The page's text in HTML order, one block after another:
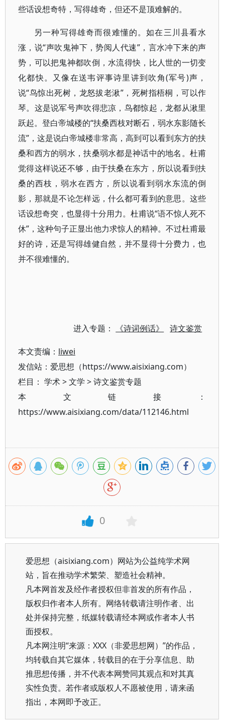
些话设想奇特，写得雄奇，但还不是顶难解的。
另一种写得雄奇而很难懂的。如在三川县看水
涨，说“声吹鬼神下，势阅人代速”，言水冲下来的声
势，可以把鬼神都吹倒，水流得快，比人世的一切变
化都快。又像在送韦评事诗里讲到吹角(军号)声，
说“鸟惊出死树，龙怒拔老湫”，死树指梧桐，可以作
琴。这是说军号声吹得悲凉，鸟都惊起，龙都从湫里
跃起。登白帝城楼的“扶桑西枝对断石，弱水东影随长
流”，这是说白帝城楼非常高，高到可以看到东方的扶
桑和西方的弱水，扶桑弱水都是神话中的地名。杜甫
觉得这样说还不够，由于扶桑在东方，所以说看到扶
桑的西枝，弱水在西方，所以说看到弱水东流的倒
影，那就是不论怎样远，什么都可看到的意思。这些
话设想奇突，也显得十分用力。杜甫说“语不惊人死不
休”，这种句子正显出他力求惊人的精神。不过杜甫最
好的诗，还是写得雄健自然，并不显得十分费力，也
并不很难懂的。
进入专题： 《诗词例话》 诗文鉴赏
本文责编： liwei
发信站：爱思想（https://www.aisixiang.com）
栏目： 学术>文学 >诗文鉴赏专题
本文链接：
https://www.aisixiang.com/data/112146.html
0
爱思想（aisixiang.com）网站为公益纯学术网
站，旨在推动学术繁荣、塑造社会精神。
凡本网首发及经作者授权但非首发的所有作品，
版权归作者本人所有。网络转载请注明作者、出
处并保持完整，纸媒转载请经本网或作者本人书
面授权。
凡本网注明“来源：XXX（非爱思想网）”的作品，
均转载自其它媒体，转载目的在于分享信息、助
推思想传播，并不代表本网赞同其观点和对其真
实性负责。若作者或版权人不愿被使用，请来函
指出，本网即予改正。